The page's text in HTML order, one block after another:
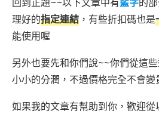
理好的指定連結 ，有些折扣碼也是
能使用喔
另外也要先和你們說~~你們從這
小小的分潤，不過價格完全不會
如果我的文章有幫助到你，歡迎